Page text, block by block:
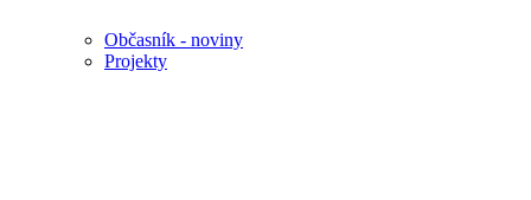
Občasník - noviny
Projekty